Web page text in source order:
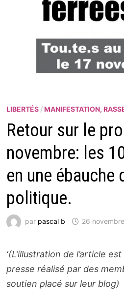
LIBERTÉS/ MANIFESTATION,
Retour sur le
novembre: les
en une ébauche
politique.
par pascal b 26
‘(L’illustration de l’article
presse réalisé par des
soutien placé sur leur blog)